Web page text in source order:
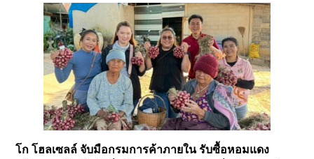
โก โฮลเซลล์ จับมือกรมการค้าภายใน รับซื้อหอมแดง